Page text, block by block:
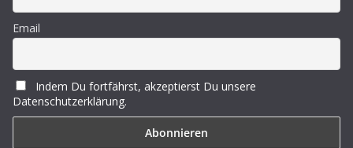
Email
Indem Du fortfährst, akzeptierst Du unsere
Datenschutzerklärung.